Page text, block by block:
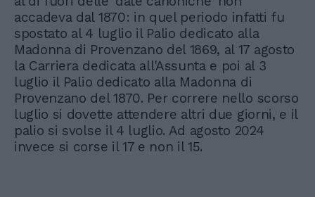
accadeva dal 1870: in quel periodo infatti fu
spostato al 4 luglio il Palio dedicato alla
Madonna di Provenzano del 1869, al 17 agosto
la Carriera dedicata all'Assunta e poi al 3
luglio il Palio dedicato alla Madonna di
Provenzano del 1870. Per correre nello scorso
luglio si dovette attendere altri due giorni, e il
palio si svolse il 4 luglio. Ad agosto 2024
invece si corse il 17 e non il 15.